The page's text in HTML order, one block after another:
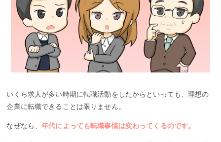
いくら求人が多い時期に転職活動をしたからといっても、理想の
企業に転職できることは限りません。
なぜなら、年代によっても転職事情は変わってくるのです。